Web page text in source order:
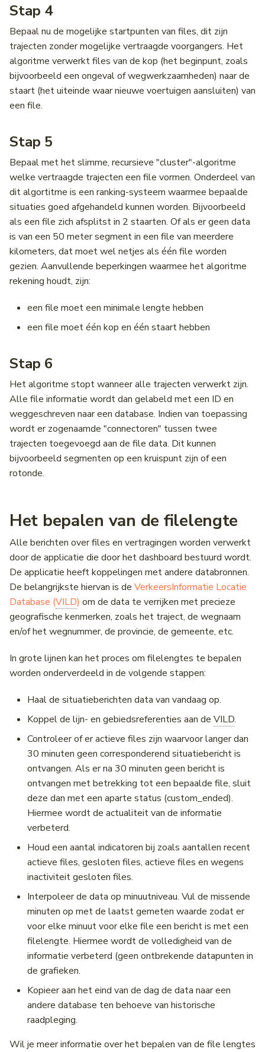
Stap 4
Bepaal nu de mogelijke startpunten van files, dit zijn
trajecten zonder mogelijke vertraagde voorgangers. Het
algoritme verwerkt files van de kop (het beginpunt, zoals
bijvoorbeeld een ongeval of wegwerkzaamheden) naar de
staart (het uiteinde waar nieuwe voertuigen aansluiten) van
een file.
Stap 5
Bepaal met het slimme, recursieve "cluster"-algoritme
welke vertraagde trajecten een file vormen. Onderdeel van
dit algortitme is een ranking-systeem waarmee bepaalde
situaties goed afgehandeld kunnen worden. Bijvoorbeeld
als een file zich afsplitst in 2 staarten. Of als er geen data
is van een 50 meter segment in een file van meerdere
kilometers, dat moet wel netjes als één file worden
gezien. Aanvullende beperkingen waarmee het algoritme
rekening houdt, zijn:
een file moet een minimale lengte hebben
een file moet één kop en één staart hebben
Stap 6
Het algoritme stopt wanneer alle trajecten verwerkt zijn.
Alle file informatie wordt dan gelabeld met een ID en
weggeschreven naar een database. Indien van toepassing
wordt er zogenaamde "connectoren" tussen twee
trajecten toegevoegd aan de file data. Dit kunnen
bijvoorbeeld segmenten op een kruispunt zijn of een
rotonde.
Het bepalen van de filelengte
Alle berichten over files en vertragingen worden verwerkt
door de applicatie die door het dashboard bestuurd wordt.
De applicatie heeft koppelingen met andere databronnen.
De belangrijkste hiervan is de VerkeersInformatie Locatie
Database (VILD) om de data te verrijken met precieze
geografische kenmerken, zoals het traject, de wegnaam
en/of het wegnummer, de provincie, de gemeente, etc.
In grote lijnen kan het proces om filelengtes te bepalen
worden onderverdeeld in de volgende stappen:
Haal de situatieberichten data van vandaag op.
Koppel de lijn- en gebiedsreferenties aan de VILD.
Controleer of er actieve files zijn waarvoor langer dan
30 minuten geen corresponderend situatiebericht is
ontvangen. Als er na 30 minuten geen bericht is
ontvangen met betrekking tot een bepaalde file, sluit
deze dan met een aparte status (custom_ended).
Hiermee wordt de actualiteit van de informatie
verbeterd.
Houd een aantal indicatoren bij zoals aantallen recent
actieve files, gesloten files, actieve files en wegens
inactiviteit gesloten files.
Interpoleer de data op minuutniveau. Vul de missende
minuten op met de laatst gemeten waarde zodat er
voor elke minuut voor elke file een bericht is met een
filelengte. Hiermee wordt de volledigheid van de
informatie verbeterd (geen ontbrekende datapunten in
de grafieken.
Kopieer aan het eind van de dag de data naar een
andere database ten behoeve van historische
raadpleging.
Wil je meer informatie over het bepalen van de file lengtes